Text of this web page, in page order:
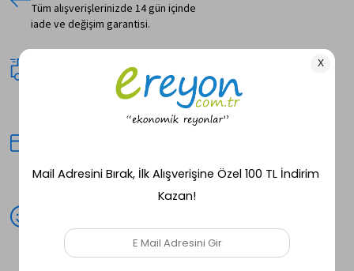
Tüm alışverişlerinizde 14 gün içinde
iade ve değişim garantisi.
Seçili ürünlerde aynı gün kargo
deneyimi!
Peşin fiyatına avantajlı alışveriş
deneyimi!